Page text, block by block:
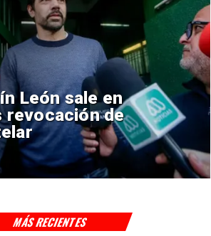
formalizan
MÁS RECIENTES